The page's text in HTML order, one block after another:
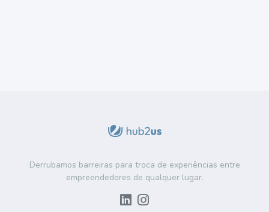
Derrubamos barreiras para troca de experiências entre
empreendedores de qualquer lugar.